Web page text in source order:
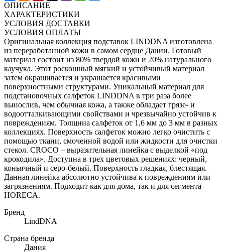
ОПИСАНИЕ
ХАРАКТЕРИСТИКИ
УСЛОВИЯ ДОСТАВКИ
УСЛОВИЯ ОПЛАТЫ
Оригинальная коллекция подставок LINDDNA изготовлена
из переработанной кожи в самом сердце Дании. Готовый
материал состоит из 80% твердой кожи и 20% натурального
каучука. Этот роскошный мягкий и устойчивый материал
затем окрашивается и украшается красивыми
поверхностными структурами. Уникальный материал для
подстановочных салфеток LINDDNA в три раза более
вынослив, чем обычная кожа, а также обладает грязе- и
водоотталкивающими свойствами и чрезвычайно устойчив к
повреждениям. Толщина салфеток от 1,6 мм до 3 мм в разных
коллекциях. Поверхность салфеток можно легко очистить с
помощью ткани, смоченной водой или жидкости для очистки
стекол. CROCO – выразительная линейка с выделкой «под
крокодила». Доступна в трех цветовых решениях: черный,
коньячный и серо-белый. Поверхность гладкая, блестящая.
Данная линейка абсолютно устойчива к повреждениям или
загрязнениям. Подходит как для дома, так и для сегмента
HORECA.
Бренд
LindDNA
Страна бренда
Дания